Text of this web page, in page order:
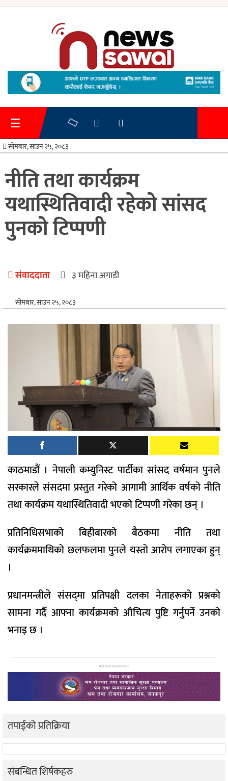
गृहपृष्ठ
समाचार
प्रशासन
स्वास्थ्य/
शिक्षा
मनोरन्जन
☰
सोमबार, साउन २५, २०८३
नीति तथा कार्यक्रम
यथास्थितिवादी रहेको सांसद
पुनको टिप्पणी
संवाददाता ३ महिना अगाडी
सोमबार, साउन २५, २०८३
काठमाडौं । नेपाली कम्युनिस्ट पार्टीका सांसद वर्षमान पुनले
सरकारले संसदमा प्रस्तुत गरेको आगामी आर्थिक वर्षको नीति
तथा कार्यक्रम यथास्थितिवादी भएको टिप्पणी गरेका छन् ।
प्रतिनिधिसभाको बिहीबारको बैठकमा नीति तथा
कार्यक्रममाथिको छलफलमा पुनले यस्तो आरोप लगाएका हुन्
।
प्रधानमन्त्रीले संसद्‌मा प्रतिपक्षी दलका नेताहरूको प्रश्नको
सामना गर्दै आफ्ना कार्यक्रमको औचित्य पुष्टि गर्नुपर्ने उनको
भनाइ छ ।
ADVERTISEMENT
तपाईको प्रतिक्रिया
संबन्धित शिर्षकहरु